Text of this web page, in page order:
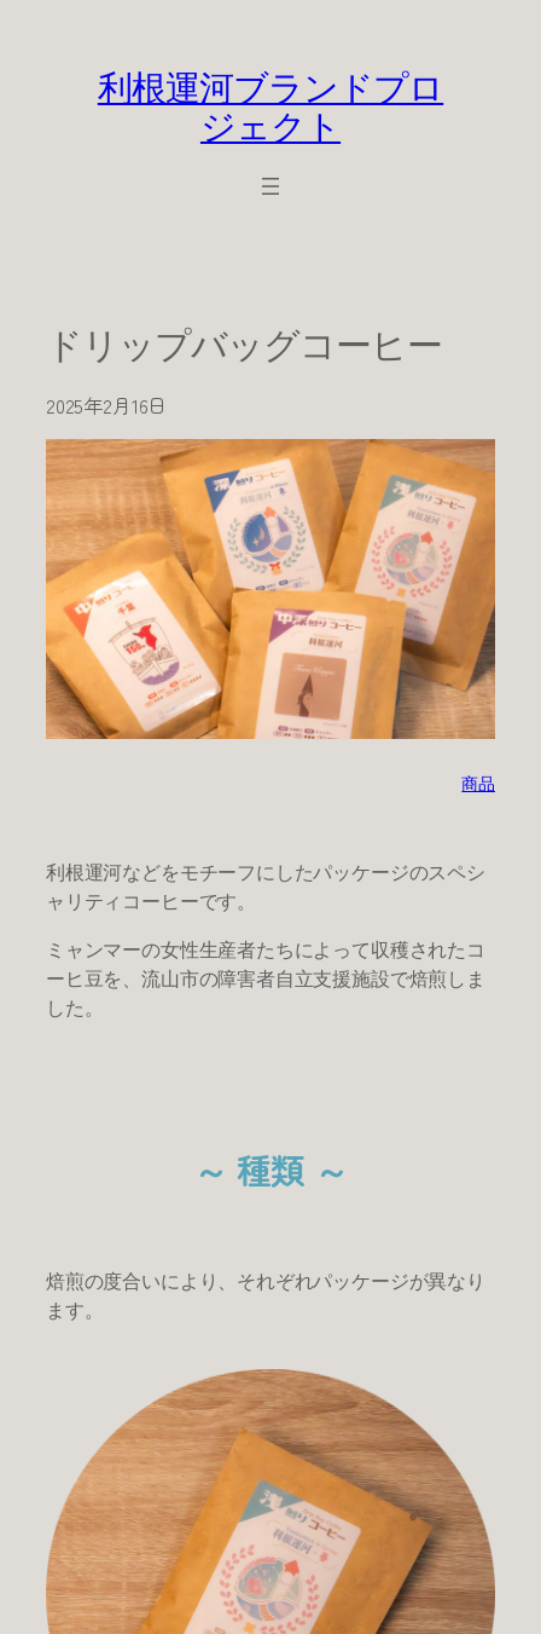
利根運河ブランドプロ
ジェクト
ドリップバッグコーヒー
2025年2月16日
商品
利根運河などをモチーフにしたパッケージのスペシ
ャリティコーヒーです。
ミャンマーの女性生産者たちによって収穫されたコ
ーヒ豆を、流山市の障害者自立支援施設で焙煎しま
した。
～ 種類 ～
焙煎の度合いにより、それぞれパッケージが異なり
ます。